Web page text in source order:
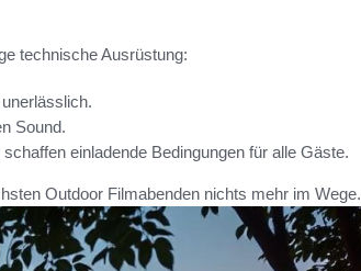
technische Ausrüstung:
Sound.
einladende Bedingungen für alle Gäste.
Outdoor Filmabenden nichts mehr im Wege.